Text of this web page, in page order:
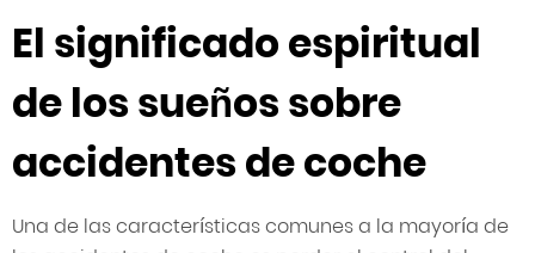
El significado espiritual
de los sueños sobre
accidentes de coche
Una de las características comunes a la mayoría de